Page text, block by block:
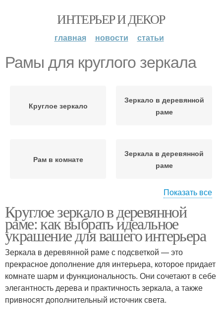
ИНТЕРЬЕР И ДЕКОР
главная новости статьи
Рамы для круглого зеркала
Круглое зеркало
Зеркало в деревянной
раме
Рам в комнате
Зеркала в деревянной
раме
помещения
Зеркало с деревянной
рамой
Рама для интерьера
Зеркала в деревянных
рамах
Показать все
Круглое зеркало в деревянной
раме: как выбрать идеальное
украшение для вашего интерьера
Зеркала в деревянной раме с подсветкой — это
прекрасное дополнение для интерьера, которое придает
комнате шарм и функциональность. Они сочетают в себе
элегантность дерева и практичность зеркала, а также
привносят дополнительный источник света.